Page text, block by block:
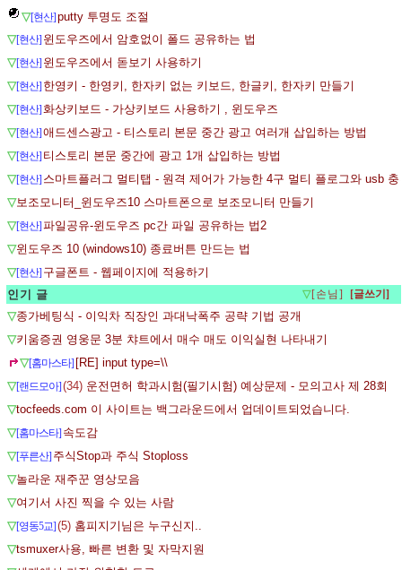
▽[현산]putty 투명도 조절
▽[현산] 윈도우즈에서 암호없이 폴드 공유하는 법
▽[현산] 윈도우즈에서 돋보기 사용하기
▽[현산] 한영키 - 한영키, 한자키 없는 키보드, 한글키, 한자키 만들기
▽[현산]화상키보드 - 가상키보드 사용하기 , 윈도우즈
▽[현산]애드센스광고 - 티스토리 본문 중간 광고 여러개 삽입하는 방법
▽[현산] 티스토리 본문 중간에 광고 1개 삽입하는 방법
▽[현산] 스마트플러그 멀티탭 - 원격 제어가 가능한 4구 멀티 플로그와 usb
▽보조모니터_윈도우즈10 스마트폰으로 보조모니터 만들기
▽[현산]파일공유-윈도우즈 pc간 파일 공유하는 법2
▽윈도우즈 10 (windows10) 종료버튼 만드는 법
▽[현산] 구글폰트 - 웹페이지에 적용하기
인기 글
▽[손님]
▽종가베팅식 - 이익차 직장인 과대낙폭주 공략 기법 공개
▽키움증권 영웅문 3분 챠트에서 매수 매도 이익실현 나타내기
▽[홈마스타] [RE] input type=\\
▽[랜드모아](34) 운전면허 학과시험(필기시험) 예상문제 - 모의고사 제 28회
▽tocfeeds.com 이 사이트는 백그라운드에서 업데이트되었습니다.
▽[홈마스타] 속도감
▽[푸른산] 주식Stop과 주식 Stoploss
▽놀라운 재주꾼 영상모음
▽여기서 사진 찍을 수 있는 사람
▽[영동5교](5) 홈피지기님은 누구신지..
▽tsmuxer사용, 빠른 변환 및 자막지원